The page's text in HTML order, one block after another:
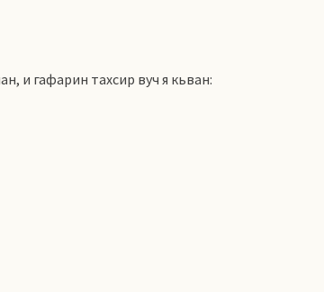
и гафарин тахсир вуч я кьван: